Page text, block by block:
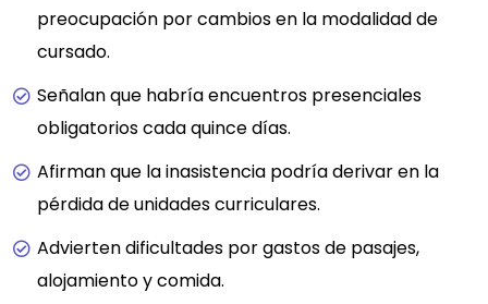
preocupación por cambios en la modalidad de
cursado.
Señalan que habría encuentros presenciales
obligatorios cada quince días.
Afirman que la inasistencia podría derivar en la
pérdida de unidades curriculares.
Advierten dificultades por gastos de pasajes,
alojamiento y comida.